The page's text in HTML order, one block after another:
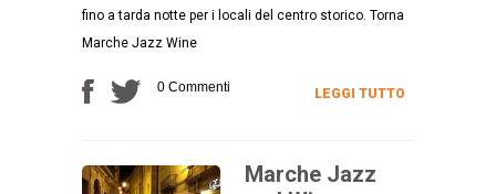
fino a tarda notte per i locali del centro storico. Torna
Marche Jazz Wine
0 Commenti LEGGI TUTTO
Marche Jazz